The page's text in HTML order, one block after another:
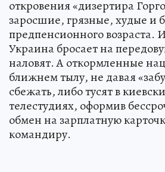
откровения «дизертира
заросшие, грязные, худые и
предпенсионного возраста.
Украина бросает на
наловят. А откормленные
ближнем тылу, не давая
сбежать, либо тусят в
телестудиях, оформив
обмен на зарплатную
командиру.